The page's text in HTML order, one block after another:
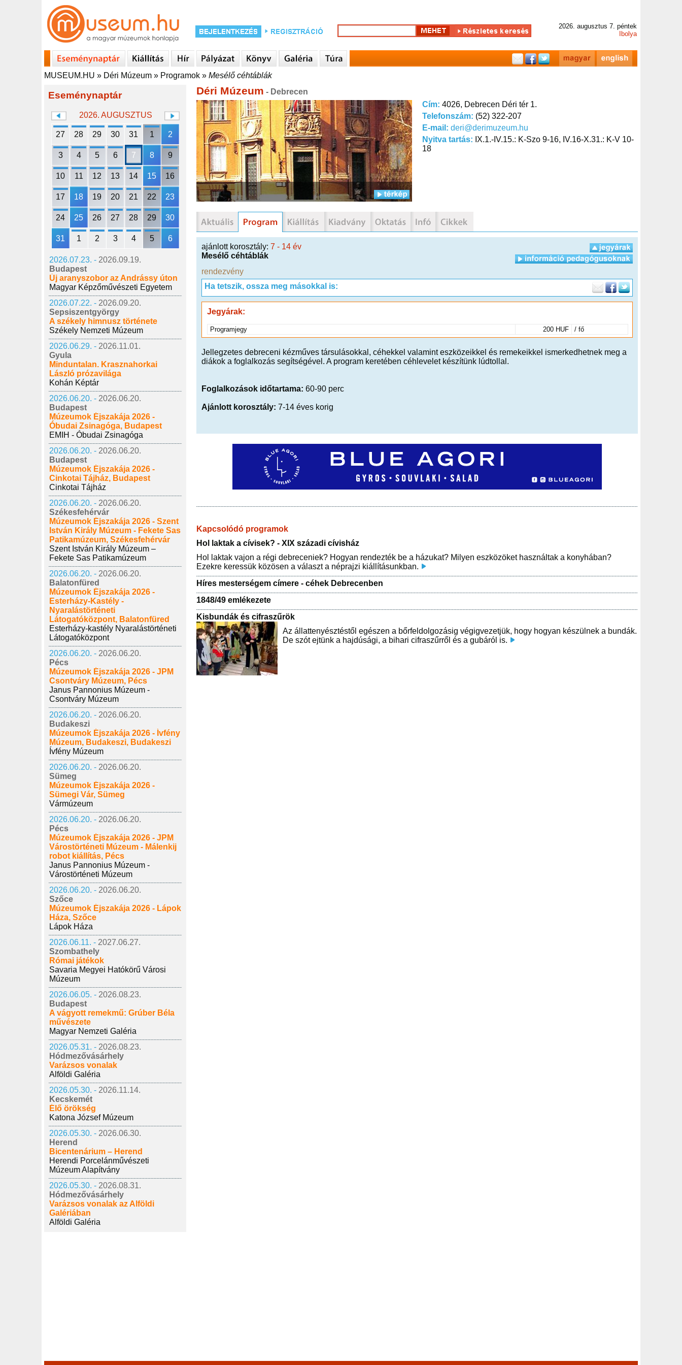
2026. augusztus 7. péntek
Ibolya
MUSEUM.HU » Déri Múzeum » Programok » Mesélő céhtáblák
Eseménynaptár
2026. AUGUSZTUS
27 28 29 30 31 1 2
3 4 5 6 7 8 9
10 11 12 13 14 15 16
17 18 19 20 21 22 23
24 25 26 27 28 29 30
31 1 2 3 4 5 6
2026.07.23. - 2026.09.19.
Budapest
Új aranyszobor az Andrássy úton
Magyar Képzőművészeti Egyetem
2026.07.22. - 2026.09.20.
Sepsiszentgyörgy
A székely himnusz története
Székely Nemzeti Múzeum
2026.06.29. - 2026.11.01.
Gyula
Minduntalan. Krasznahorkai
László prózavilága
Kohán Képtár
2026.06.20. - 2026.06.20.
Budapest
Múzeumok Éjszakája 2026 -
Óbudai Zsinagóga, Budapest
EMIH - Óbudai Zsinagóga
2026.06.20. - 2026.06.20.
Budapest
Múzeumok Éjszakája 2026 -
Cinkotai Tájház, Budapest
Cinkotai Tájház
2026.06.20. - 2026.06.20.
Székesfehérvár
Múzeumok Éjszakája 2026 - Szent
István Király Múzeum - Fekete Sas
Patikamúzeum, Székesfehérvár
Szent István Király Múzeum –
Fekete Sas Patikamúzeum
2026.06.20. - 2026.06.20.
Balatonfüred
Múzeumok Éjszakája 2026 -
Esterházy-Kastély -
Nyaralástörténeti
Látogatóközpont, Balatonfüred
Esterházy-kastély Nyaralástörténeti
Látogatóközpont
2026.06.20. - 2026.06.20.
Pécs
Múzeumok Éjszakája 2026 - JPM
Csontváry Múzeum, Pécs
Janus Pannonius Múzeum -
Csontváry Múzeum
2026.06.20. - 2026.06.20.
Budakeszi
Múzeumok Éjszakája 2026 - Ívfény
Múzeum, Budakeszi, Budakeszi
Ívfény Múzeum
2026.06.20. - 2026.06.20.
Sümeg
Múzeumok Éjszakája 2026 -
Sümegi Vár, Sümeg
Vármúzeum
2026.06.20. - 2026.06.20.
Pécs
Múzeumok Éjszakája 2026 - JPM
Várostörténeti Múzeum - Málenkij
robot kiállítás, Pécs
Janus Pannonius Múzeum -
Várostörténeti Múzeum
2026.06.20. - 2026.06.20.
Szőce
Múzeumok Éjszakája 2026 - Lápok
Háza, Szőce
Lápok Háza
2026.06.11. - 2027.06.27.
Szombathely
Római játékok
Savaria Megyei Hatókörű Városi
Múzeum
2026.06.05. - 2026.08.23.
Budapest
A vágyott remekmű: Grúber Béla
művészete
Magyar Nemzeti Galéria
2026.05.31. - 2026.08.23.
Hódmezővásárhely
Varázsos vonalak
Alföldi Galéria
2026.05.30. - 2026.11.14.
Kecskemét
Élő örökség
Katona József Múzeum
2026.05.30. - 2026.06.30.
Herend
Bicentenárium – Herend
Herendi Porcelánművészeti
Múzeum Alapítvány
2026.05.30. - 2026.08.31.
Hódmezővásárhely
Varázsos vonalak az Alföldi
Galériában
Alföldi Galéria
Déri Múzeum - Debrecen
Cím: 4026, Debrecen Déri tér 1.
Telefonszám: (52) 322-207
E-mail: deri@derimuzeum.hu
Nyitva tartás: IX.1.-IV.15.: K-Szo 9-16, IV.16-X.31.: K-V 10-
18
ajánlott korosztály: 7 - 14 év
Mesélő céhtáblák
rendezvény
Ha tetszik, ossza meg másokkal is:
Jegyárak:
Programjegy 200 HUF / fő
Jellegzetes debreceni kézműves társulásokkal, céhekkel valamint eszközeikkel és remekeikkel ismerkedhetnek meg a
diákok a foglalkozás segítségével. A program keretében céhlevelet készítünk lúdtollal.
Foglalkozások időtartama: 60-90 perc
Ajánlott korosztály: 7-14 éves korig
Kapcsolódó programok
Hol laktak a cívisek? - XIX századi cívisház
Hol laktak vajon a régi debreceniek? Hogyan rendezték be a házukat? Milyen eszközöket használtak a konyhában?
Ezekre keressük közösen a választ a néprajzi kiállításunkban.
Híres mesterségem címere - céhek Debrecenben
1848/49 emlékezete
Kisbundák és cifraszűrök
Az állattenyésztéstől egészen a bőrfeldolgozásig végigvezetjük, hogy hogyan készülnek a bundák.
De szót ejtünk a hajdúsági, a bihari cifraszűrről és a gubáról is.